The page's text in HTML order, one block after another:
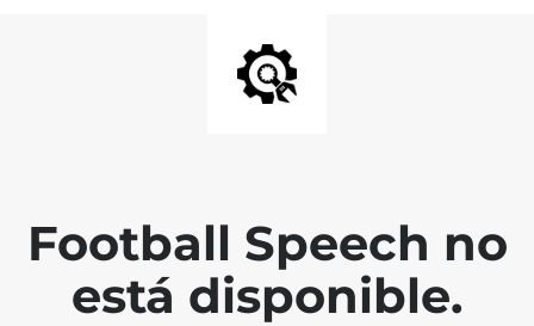
Football Speech no
está disponible.